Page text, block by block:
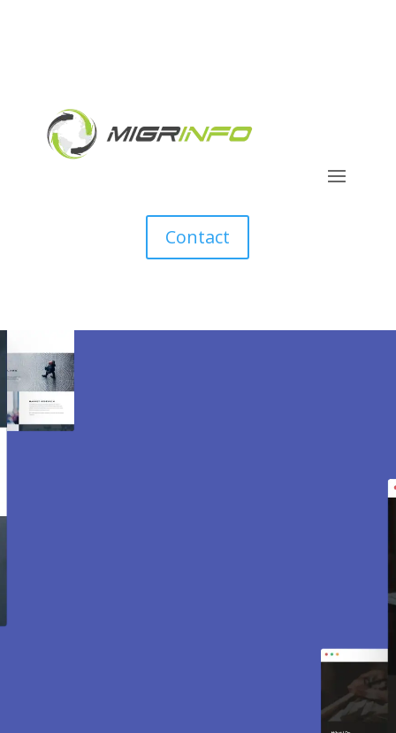
Contact
Création de site internet